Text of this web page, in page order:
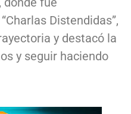
Distendidas”,
y destacó la
y seguir haciendo